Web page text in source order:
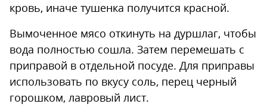
кровь, иначе тушенка получится красной.
Вымоченное мясо откинуть на дуршлаг, чтобы
вода полностью сошла. Затем перемешать с
приправой в отдельной посуде. Для приправы
использовать по вкусу соль, перец черный
горошком, лавровый лист.